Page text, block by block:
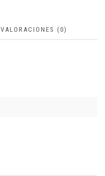
VALORACIONES (0)